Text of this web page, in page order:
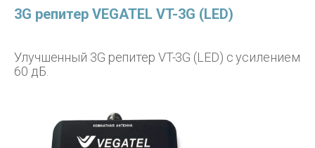
3G репитер VEGATEL VT-3G (LED)
Улучшенный 3G репитер VT-3G (LED) с усилением
60 дБ.